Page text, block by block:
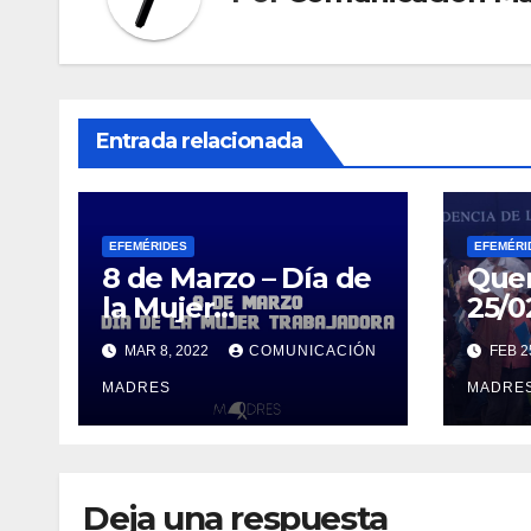
Entrada relacionada
EFEMÉRIDES
8 de Marzo – Día de
la Mujer
Trabajadora
MAR 8, 2022 COMUNICACIÓN
MADRES
25/
FEB
Deja una respuesta